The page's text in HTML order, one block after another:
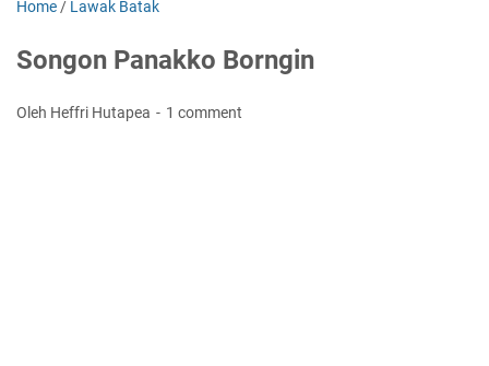
Home / Lawak Batak
Songon Panakko Borngin
Oleh Heffri Hutapea 1 comment